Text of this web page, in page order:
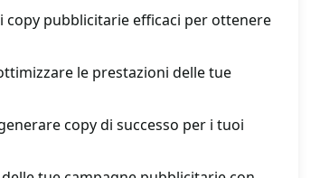
copy pubblicitarie efficaci per ottenere
le prestazioni delle tue
copy di successo per i tuoi